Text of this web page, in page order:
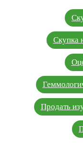
Скупка
Продать